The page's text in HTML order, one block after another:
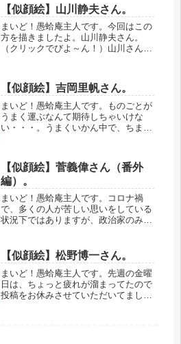
いと思うんですよ。この国でも起こり
うることやと思ってます。「国民のた
め...
【似顔絵】山川静夫さん。
まいど！愚蛤庵主人です。今回はこの
方を描きましたよ。山川静夫さん。
（クリックでびよ～ん！）山川さんと
ら、子供向け科学番組の「ウルトラア
イ」を見ないはずがなかったです。な
にしろ...
【似顔絵】吉岡里帆さん。
まいど！愚蛤庵主人です。ものごとが
うまく運ぶなんて期待しちゃいけな
い・・・。うまくいかん中で、ちまち
荒れるときって、どうしようもなくあ
りますよね。「きょうも一日、なんと
か生...
【似顔絵】菅義偉さん（番外
編）。
まいど！愚蛤庵主人です。コロナ禍
で、多くの人が苦しい思いをしている
状況下ではありますが、政治家のみな
っ最中！「国民をほったらかしにしと
いて云々」というご意見もあろうかと
思い...
【似顔絵】松野博一さん。
まいど！愚蛤庵主人です。先週の金曜
日は、ちょっと疲れが溜まってたので
投稿をお休みさせていただいてまし